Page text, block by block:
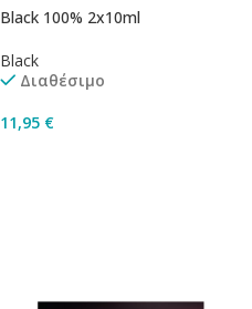
Black 100% 2x10ml
Black
Διαθέσιμο
11,95 €